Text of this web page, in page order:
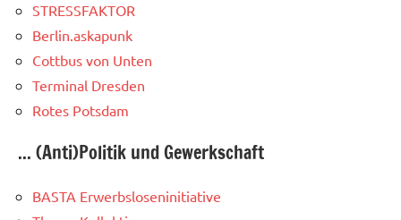
STRESSFAKTOR
Berlin.askapunk
Cottbus von Unten
Terminal Dresden
Rotes Potsdam
... (Anti)Politik und Gewerkschaft
BASTA Erwerbsloseninitiative